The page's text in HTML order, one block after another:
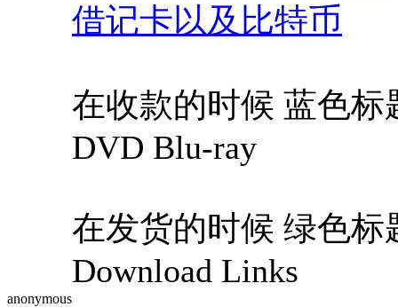
anonymous
借记卡以及比特币
在收款的时候 蓝色标
DVD Blu-ray
在发货的时候 绿色标
Download Links